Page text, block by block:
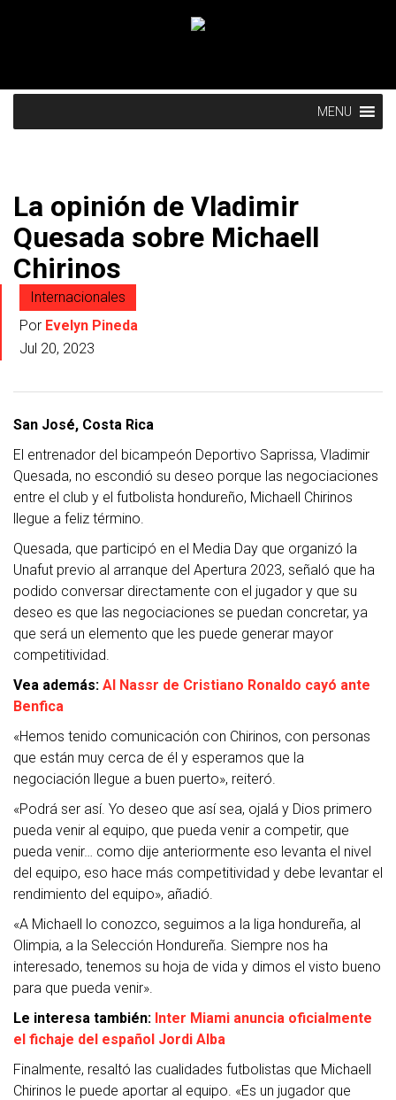
MENU
La opinión de Vladimir
Quesada sobre Michaell
Chirinos
Internacionales
Por Evelyn Pineda
Jul 20, 2023
San José, Costa Rica
El entrenador del bicampeón Deportivo Saprissa, Vladimir
Quesada, no escondió su deseo porque las negociaciones
entre el club y el futbolista hondureño, Michaell Chirinos
llegue a feliz término.
Quesada, que participó en el Media Day que organizó la
Unafut previo al arranque del Apertura 2023, señaló que ha
podido conversar directamente con el jugador y que su
deseo es que las negociaciones se puedan concretar, ya
que será un elemento que les puede generar mayor
competitividad.
Vea además: Al Nassr de Cristiano Ronaldo cayó ante
Benfica
«Hemos tenido comunicación con Chirinos, con personas
que están muy cerca de él y esperamos que la
negociación llegue a buen puerto», reiteró.
«Podrá ser así. Yo deseo que así sea, ojalá y Dios primero
pueda venir al equipo, que pueda venir a competir, que
pueda venir… como dije anteriormente eso levanta el nivel
del equipo, eso hace más competitividad y debe levantar el
rendimiento del equipo», añadió.
«A Michaell lo conozco, seguimos a la liga hondureña, al
Olimpia, a la Selección Hondureña. Siempre nos ha
interesado, tenemos su hoja de vida y dimos el visto bueno
para que pueda venir».
Le interesa también: Inter Miami anuncia oficialmente
el fichaje del español Jordi Alba
Finalmente, resaltó las cualidades futbolistas que Michaell
Chirinos le puede aportar al equipo. «Es un jugador que